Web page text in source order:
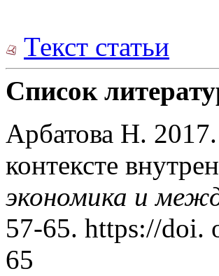
Текст статьи
Список
Арбатова Н.
контексте
экономика и
57-65. https://doi.
65